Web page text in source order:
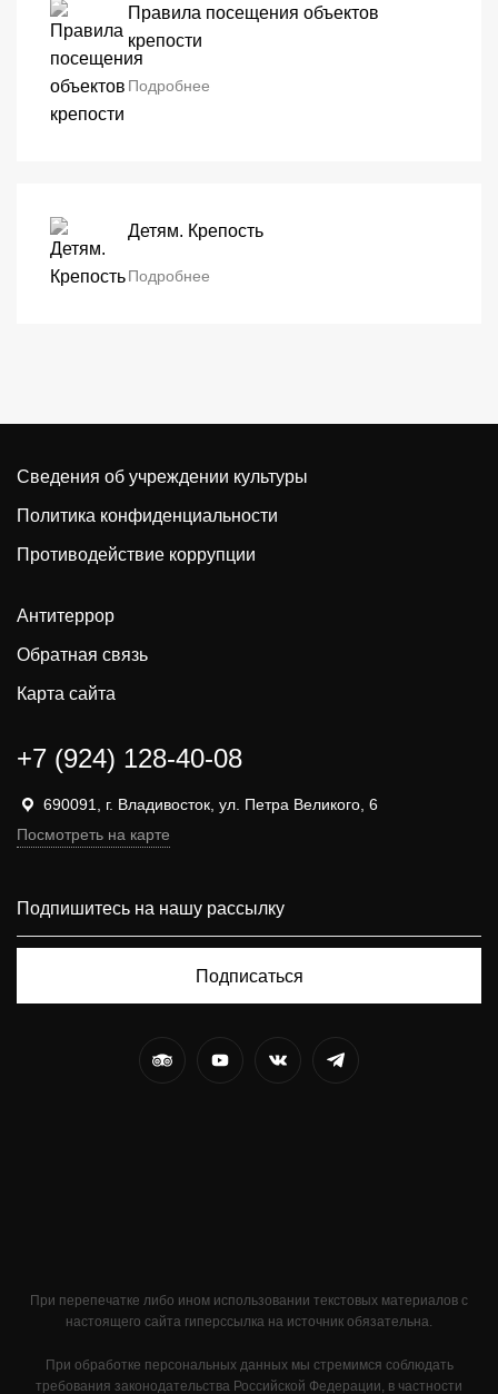
Правила посещения объектов
крепости
Подробнее
Детям. Крепость
Подробнее
При перепечатке либо ином использовании текстовых материалов с
настоящего сайта гиперссылка на источник обязательна.
При обработке персональных данных мы стремимся соблюдать
требования законодательства Российской Федерации, в частности
Сведения об учреждении культуры
Политика конфиденциальности
Противодействие коррупции
Антитеррор
Обратная связь
Карта сайта
+7 (924) 128-40-08
690091, г. Владивосток, ул. Петра Великого, 6
Посмотреть на карте
Подписаться